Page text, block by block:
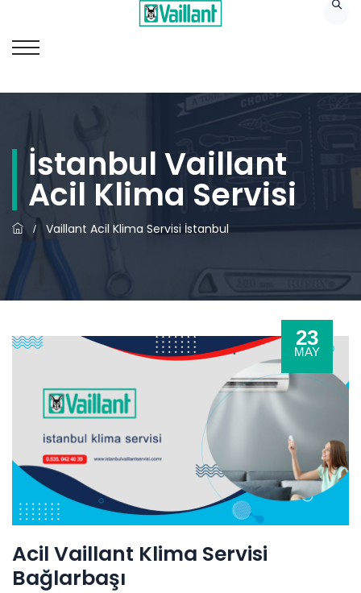
İstanbul Vaillant
Acil Klima Servisi
/ Vaillant Acil Klima Servisi İstanbul
23
MAY
Acil Vaillant Klima Servisi
Bağlarbaşı